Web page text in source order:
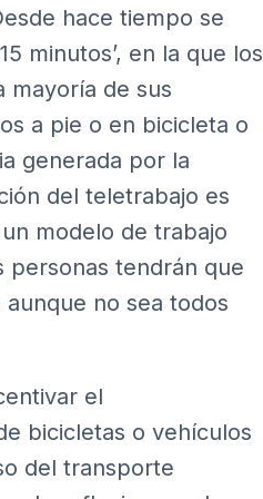
hace tiempo se
minutos’, en la que los
mayoría de sus
a pie o en bicicleta o
generada por la
del teletrabajo es
modelo de trabajo
personas tendrán que
no sea todos
el
bicicletas o vehículos
del transporte